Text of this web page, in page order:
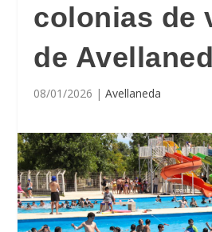
colonias de
de
08/01/2026 |Avellaneda